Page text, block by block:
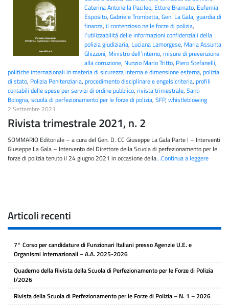
Caterina Antonella Pacileo, Ettore Bramato, Eufemia
Esposito, Gabriele Trombetta, Gen. La Gala, guardia di
finanza, il contenzioso nelle forze di polizia,
l'utilizzabilità delle informazioni confidenziali della
polizia giudiziaria, Luciana Lamorgese, Maria Assunta
Ghizzoni, Ministro dell'interno, misure di prevenzione
alla corruzione, Nunzio Mario Tritto, Piero Stefanelli,
politiche internazionali in materia di sicurezza interna e dimensione esterna, polizia
di stato, Polizia Penitenziaria, procedimento disciplinare e engels criteria, profili
contabili delle spese per servizi di ordine pubblico, rivista trimestrale, Santi
Bologna, scuola di perfezionamento per le forze di polizia, SFP, whistleblowing
2 Settembre 2021
Rivista trimestrale 2021, n. 2
SOMMARIO Editoriale – a cura del Gen. D. CC Giuseppe La Gala Parte I – Interventi
Giuseppe La Gala – Intervento del Direttore della Scuola di perfezionamento per le
forze di polizia tenuto il 24 giugno 2021 in occasione della…Continua a leggere
Articoli recenti
7° Corso per candidature di Funzionari Italiani presso Agenzie U.E. e
Organismi Internazionali – A.A. 2025-2026
Quaderno della Rivista della Scuola di Perfezionamento per le Forze di Polizia
I/2026
Rivista della Scuola di Perfezionamento per le Forze di Polizia – N. 1 – 2026